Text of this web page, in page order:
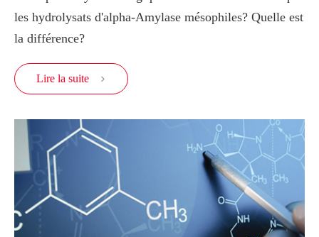
les hydrolysats d'alpha-Amylase mésophiles? Quelle est
la différence?
Lire la suite 